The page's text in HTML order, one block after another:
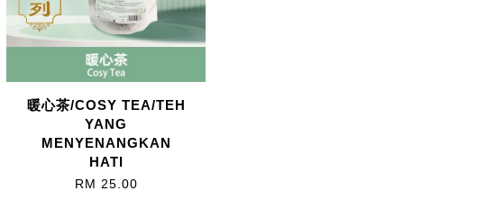
暖心茶/COSY TEA/TEH
YANG
MENYENANGKAN
HATI
RM 25.00